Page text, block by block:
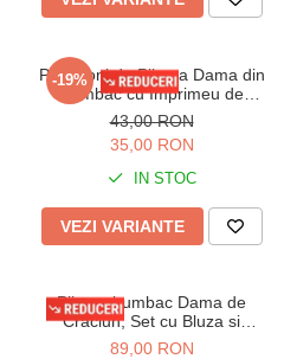
-19%
Pantaloni de Pijama Dama din
Bumbac cu Imprimeu de
Craciun 8323
43,00 RON
35,00 RON
IN STOC
VEZI VARIANTE
Pijama bumbac Dama de
Craciun, Set cu Bluza si
Pantaloni lungi, rosu 01012
89,00 RON